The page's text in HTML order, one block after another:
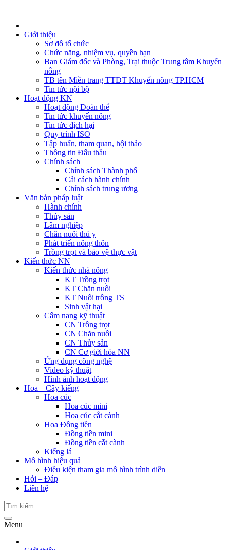
Giới thiệu
Sơ đồ tổ chức
Chức năng, nhiệm vụ, quyền hạn
Ban Giám đốc và Phòng, Trại thuộc Trung tâm Khuyến
nông
TB tên Miền trang TTĐT Khuyến nông TP.HCM
Tin tức nội bộ
Hoạt động KN
Hoạt động Đoàn thể
Tin tức khuyến nông
Tin tức dịch hại
Quy trình ISO
Tập huấn, tham quan, hội thảo
Thông tin Đấu thầu
Chính sách
Chính sách Thành phố
Cải cách hành chính
Chính sách trung ương
Văn bản pháp luật
Hành chính
Thủy sản
Lâm nghiệp
Chăn nuôi thú y
Phát triển nông thôn
Trồng trọt và bảo vệ thực vật
Kiến thức NN
Kiến thức nhà nông
KT Trồng trọt
KT Chăn nuôi
KT Nuôi trồng TS
Sinh vật hại
Cẩm nang kỹ thuật
CN Trồng trọt
CN Chăn nuôi
CN Thủy sản
CN Cơ giới hóa NN
Ứng dụng công nghệ
Video kỹ thuật
Hình ảnh hoạt động
Hoa – Cây kiểng
Hoa cúc
Hoa cúc mini
Hoa cúc cắt cành
Hoa Đồng tiền
Đồng tiền mini
Đồng tiền cắt cành
Kiểng lá
Mô hình hiệu quả
Điều kiện tham gia mô hình trình diễn
Hỏi – Đáp
Liên hệ
Menu